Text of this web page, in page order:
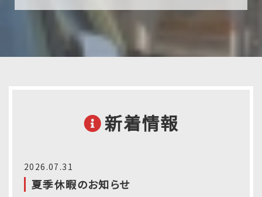
新着情報
2026.07.31
夏季休暇のお知らせ